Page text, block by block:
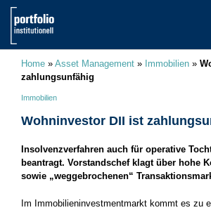
Home » Asset Management » Immobilien »
zahlungsunfähig
Immobilien
Wohninvestor DII ist
Insolvenzverfahren auch für operative
beantragt. Vorstandschef klagt über hohe
sowie „weggebrochenen“
Im Immobilieninvestmentmarkt kommt es zu